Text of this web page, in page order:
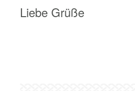
Liebe Grüße